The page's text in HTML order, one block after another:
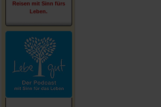
Reisen mit Sinn fürs
Leben.